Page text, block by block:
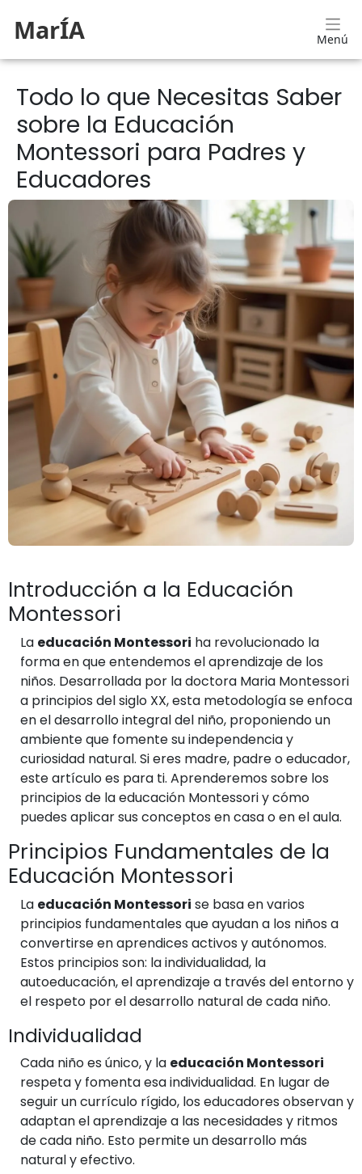
MarÍA Menú
Todo lo que Necesitas Saber
sobre la Educación
Montessori para Padres y
Educadores
Introducción a la Educación
Montessori
La educación Montessori ha revolucionado la
forma en que entendemos el aprendizaje de los
niños. Desarrollada por la doctora Maria Montessori
a principios del siglo XX, esta metodología se enfoca
en el desarrollo integral del niño, proponiendo un
ambiente que fomente su independencia y
curiosidad natural. Si eres madre, padre o educador,
este artículo es para ti. Aprenderemos sobre los
principios de la educación Montessori y cómo
puedes aplicar sus conceptos en casa o en el aula.
Principios Fundamentales de la
Educación Montessori
La educación Montessori se basa en varios
principios fundamentales que ayudan a los niños a
convertirse en aprendices activos y autónomos.
Estos principios son: la individualidad, la
autoeducación, el aprendizaje a través del entorno y
el respeto por el desarrollo natural de cada niño.
Individualidad
Cada niño es único, y la educación Montessori
respeta y fomenta esa individualidad. En lugar de
seguir un currículo rígido, los educadores observan y
adaptan el aprendizaje a las necesidades y ritmos
de cada niño. Esto permite un desarrollo más
natural y efectivo.